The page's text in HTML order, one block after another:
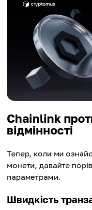
Chainlink
відмінності
Тепер, коли ми
монети, давайте
параметрами.
Швидкість